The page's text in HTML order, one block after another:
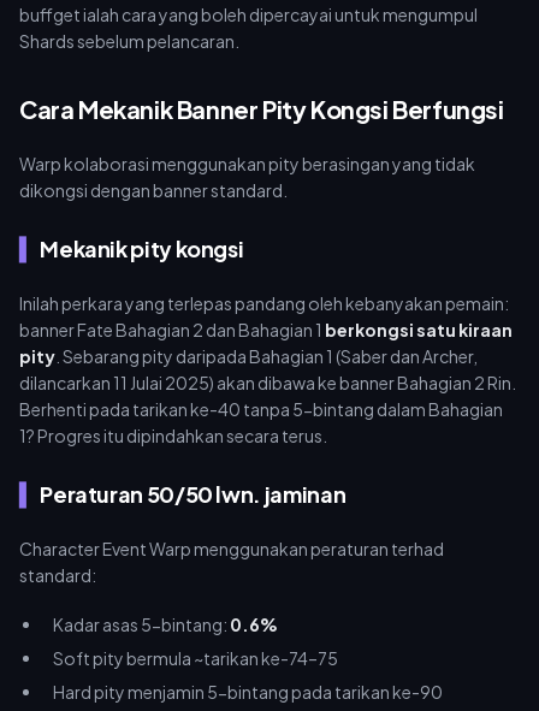
buffget ialah cara yang boleh dipercayai untuk mengumpul
Shards sebelum pelancaran.
Cara Mekanik Banner Pity Kongsi Berfungsi
Warp kolaborasi menggunakan pity berasingan yang tidak
dikongsi dengan banner standard.
Mekanik pity kongsi
Inilah perkara yang terlepas pandang oleh kebanyakan pemain:
banner Fate Bahagian 2 dan Bahagian 1 berkongsi satu kiraan
pity . Sebarang pity daripada Bahagian 1 (Saber dan Archer,
dilancarkan 11 Julai 2025) akan dibawa ke banner Bahagian 2 Rin.
Berhenti pada tarikan ke-40 tanpa 5-bintang dalam Bahagian
1? Progres itu dipindahkan secara terus.
Peraturan 50/50 lwn. jaminan
Character Event Warp menggunakan peraturan terhad
standard:
Kadar asas 5-bintang: 0.6%
Soft pity bermula ~tarikan ke-74–75
Hard pity menjamin 5-bintang pada tarikan ke-90